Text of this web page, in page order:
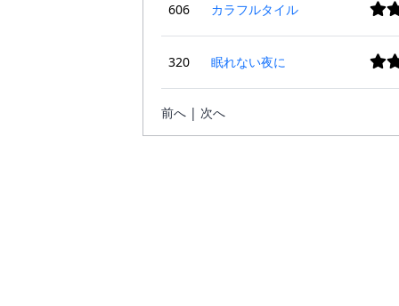
606 カラフルタイル
320 眠れない夜に
前へ | 次へ